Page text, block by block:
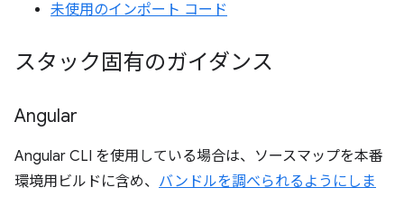
未使用のインポート コード
スタック固有のガイダンス
Angular
Angular CLI を使用している場合は、ソースマップを本番
環境用ビルドに含め、 バンドルを調べられるようにしま